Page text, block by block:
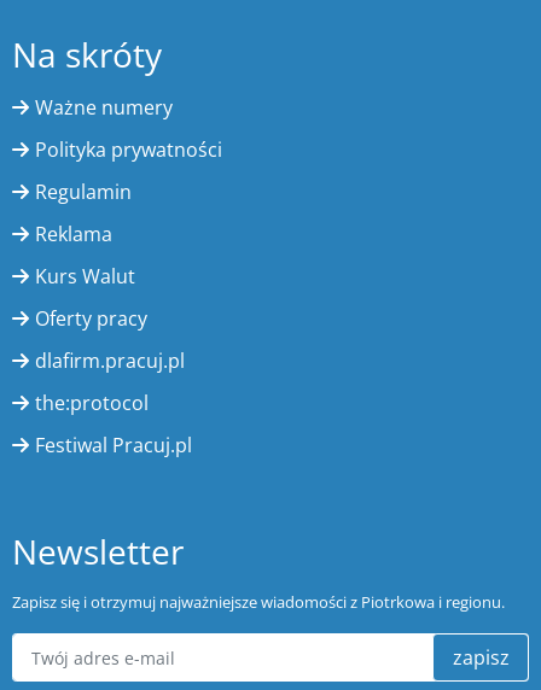
Na skróty
Ważne numery
Polityka prywatności
Regulamin
Reklama
Kurs Walut
Oferty pracy
dlafirm.pracuj.pl
the:protocol
Festiwal Pracuj.pl
Newsletter
Zapisz się i otrzymuj najważniejsze wiadomości z Piotrkowa i regionu.
zapisz